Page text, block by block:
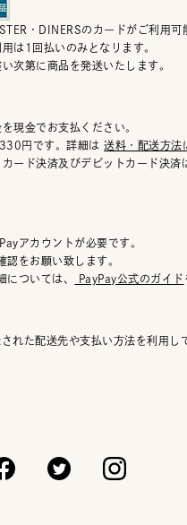
・DINERSのカードがご利用可
は1回払いのみとなります。
次第に商品を発送いたします。
現金でお支払ください。
円です。詳細は送料・配送方法
ード決済及びデビットカード決済
アカウントが必要です。
認をお願い致します。
については、
PayPay公式のガイド
れた配送先や支払い方法を利用し